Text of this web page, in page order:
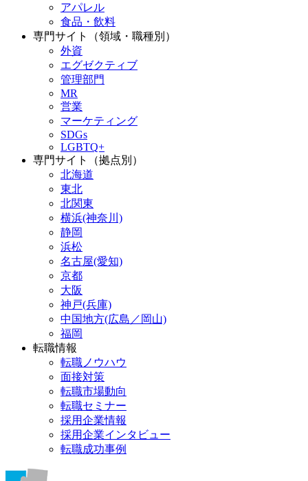
アパレル
食品・飲料
専門サイト（領域・職種別）
外資
エグゼクティブ
管理部門
MR
営業
マーケティング
SDGs
LGBTQ+
専門サイト（拠点別）
北海道
東北
北関東
横浜(神奈川)
静岡
浜松
名古屋(愛知)
京都
大阪
神戸(兵庫)
中国地方(広島／岡山)
福岡
転職情報
転職ノウハウ
面接対策
転職市場動向
転職セミナー
採用企業情報
採用企業インタビュー
転職成功事例